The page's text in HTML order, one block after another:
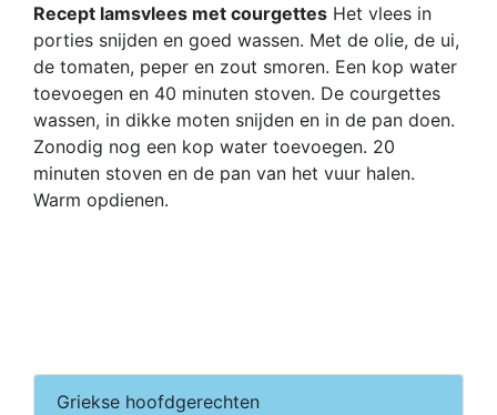
Recept lamsvlees met courgettes Het vlees in
porties snijden en goed wassen. Met de olie, de ui,
de tomaten, peper en zout smoren. Een kop water
toevoegen en 40 minuten stoven. De courgettes
wassen, in dikke moten snijden en in de pan doen.
Zonodig nog een kop water toevoegen. 20
minuten stoven en de pan van het vuur halen.
Warm opdienen.
Griekse hoofdgerechten